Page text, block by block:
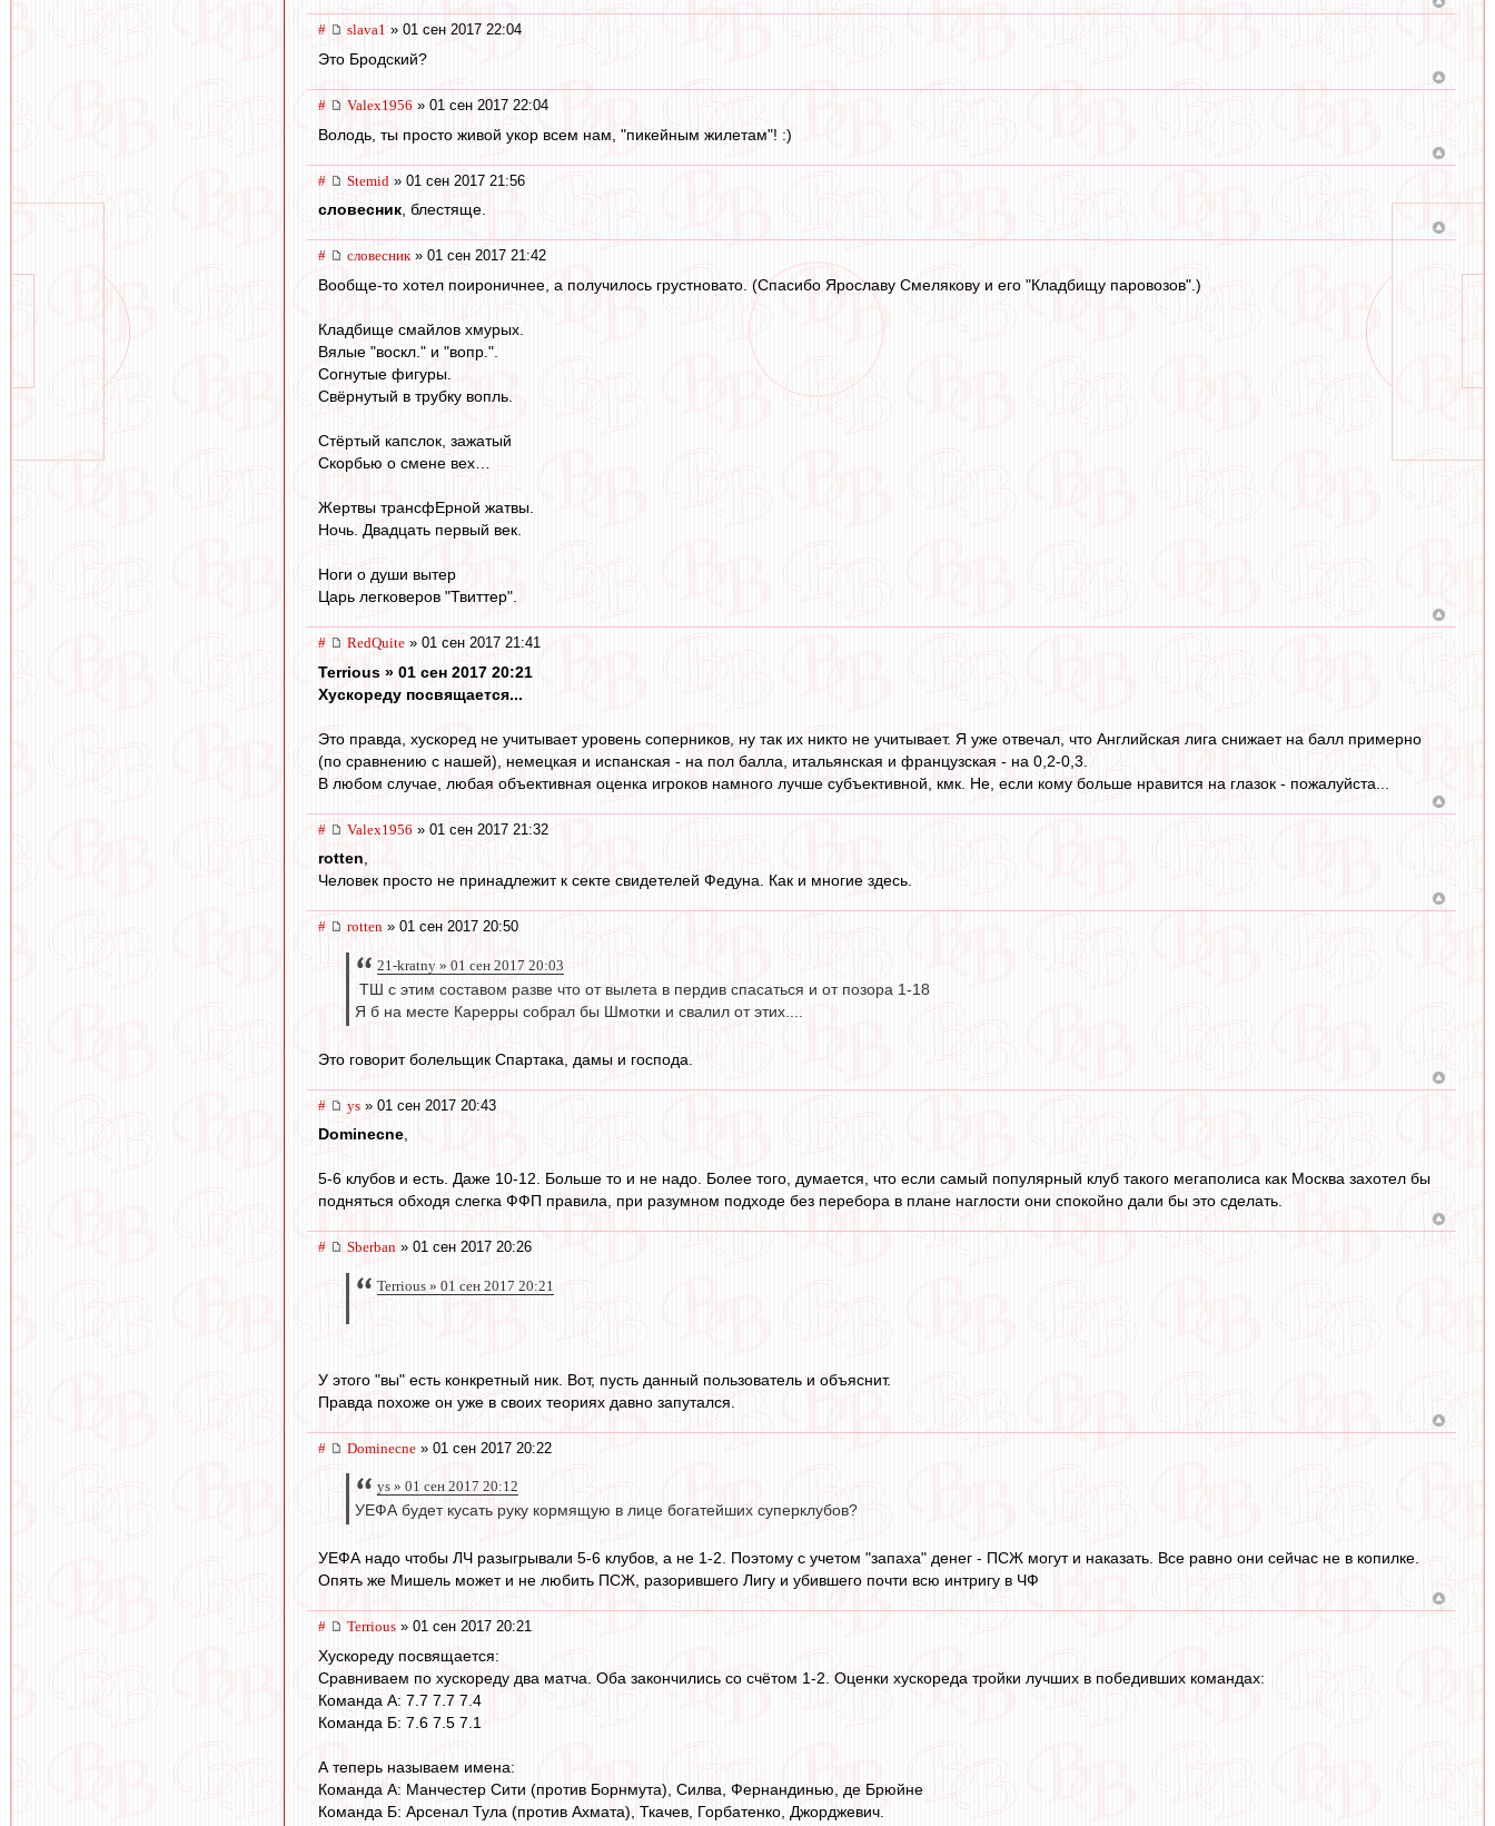
# slava1 » 01 сен 2017 22:04
Это Бродский?
# Valex1956 » 01 сен 2017 22:04
Володь, ты просто живой укор всем нам, "пикейным жилетам"! :)
# Stemid » 01 сен 2017 21:56
словесник, блестяще.
# словесник» 01 сен 2017 21:42
Вообще-то хотел поироничнее, а получилось грустновато. (Спасибо Ярославу Смелякову и его "Кладбищу паровозов".)
Кладбище смайлов хмурых.
Вялые "воскл." и "вопр.".
Согнутые фигуры.
Свёрнутый в трубку вопль.
Стёртый капслок, зажатый
Скорбью о смене вех…
Жертвы трансфЕрной жатвы.
Ночь. Двадцать первый век.
Ноги о души вытер
Царь легковеров "Твиттер".
# RedQuite » 01 сен 2017 21:41
Terrious » 01 сен 2017 20:21
Хускореду посвящается...
Это правда, хускоред не учитывает уровень соперников, ну так их никто не учитывает. Я уже отвечал, что Английская лига снижает на балл примерно
(по сравнению с нашей), немецкая и испанская - на пол балла, итальянская и французская - на 0,2-0,3.
В любом случае, любая объективная оценка игроков намного лучше субъективной, кмк. Не, если кому больше нравится на глазок - пожалуйста...
# Valex1956 » 01 сен 2017 21:32
rotten
Человек просто не принадлежит к секте свидетелей Федуна. Как и многие здесь.
# rotten » 01 сен 2017 20:50
21-kratny » 01 сен 2017 20:03
ТШ с этим составом разве что от вылета в пердив спасаться и от позора 1-18
Я б на месте Карерры собрал бы Шмотки и свалил от этих....
Это говорит болельщик Спартака, дамы и господа.
# ys » 01 сен 2017 20:43
Dominecne,
5-6 клубов и есть. Даже 10-12. Больше то и не надо. Более того, думается, что если самый популярный клуб такого мегаполиса как Москва захотел бы
подняться обходя слегка ФФП правила, при разумном подходе без перебора в плане наглости они спокойно дали бы это сделать.
# Sberban » 01 сен 2017 20:26
Terrious » 01 сен 2017 20:21
У этого "вы" есть конкретный ник. Вот, пусть данный пользователь и объяснит.
Правда похоже он уже в своих теориях давно запутался.
# Dominecne » 01 сен 2017 20:22
ys » 01 сен 2017 20:12
УЕФА будет кусать руку кормящую в лице богатейших суперклубов?
УЕФА надо чтобы ЛЧ разыгрывали 5-6 клубов, а не 1-2. Поэтому с учетом "запаха" денег - ПСЖ могут и наказать. Все равно они сейчас не в копилке.
Опять же Мишель может и не любить ПСЖ, разорившего Лигу и убившего почти всю интригу в ЧФ
# Terrious » 01 сен 2017 20:21
Хускореду посвящается:
Сравниваем по хускореду два матча. Оба закончились со счётом 1-2. Оценки хускореда тройки лучших в победивших командах:
Команда А: 7.7 7.7 7.4
Команда Б: 7.6 7.5 7.1
А теперь называем имена:
Команда А: Манчестер Сити (против Борнмута), Силва, Фернандинью, де Брюйне
Команда Б: Арсенал Тула (против Ахмата), Ткачев, Горбатенко, Джорджевич.